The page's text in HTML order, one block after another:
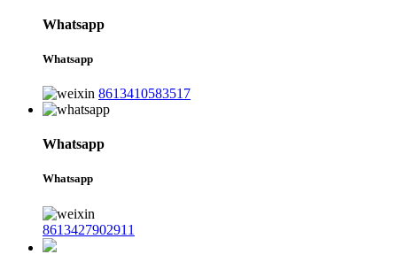
Whatsapp
Whatsapp
8613410583517
Whatsapp
Whatsapp
8613427902911